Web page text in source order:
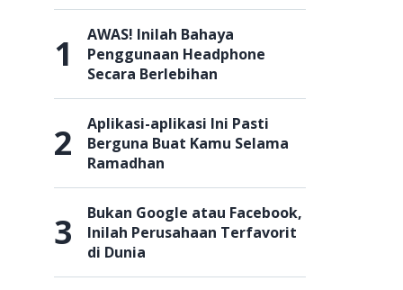
1
AWAS! Inilah Bahaya
Penggunaan Headphone
Secara Berlebihan
2
Aplikasi-aplikasi Ini Pasti
Berguna Buat Kamu Selama
Ramadhan
3
Bukan Google atau Facebook,
Inilah Perusahaan Terfavorit
di Dunia